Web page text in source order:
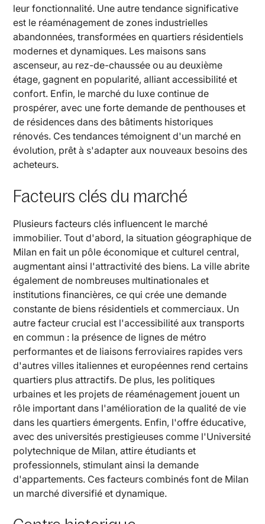
leur fonctionnalité. Une autre tendance significative
est le réaménagement de zones industrielles
abandonnées, transformées en quartiers résidentiels
modernes et dynamiques. Les maisons sans
ascenseur, au rez-de-chaussée ou au deuxième
étage, gagnent en popularité, alliant accessibilité et
confort. Enfin, le marché du luxe continue de
prospérer, avec une forte demande de penthouses et
de résidences dans des bâtiments historiques
rénovés. Ces tendances témoignent d'un marché en
évolution, prêt à s'adapter aux nouveaux besoins des
acheteurs.
Facteurs clés du marché
Plusieurs facteurs clés influencent le marché
immobilier. Tout d'abord, la situation géographique de
Milan en fait un pôle économique et culturel central,
augmentant ainsi l'attractivité des biens. La ville abrite
également de nombreuses multinationales et
institutions financières, ce qui crée une demande
constante de biens résidentiels et commerciaux. Un
autre facteur crucial est l'accessibilité aux transports
en commun : la présence de lignes de métro
performantes et de liaisons ferroviaires rapides vers
d'autres villes italiennes et européennes rend certains
quartiers plus attractifs. De plus, les politiques
urbaines et les projets de réaménagement jouent un
rôle important dans l'amélioration de la qualité de vie
dans les quartiers émergents. Enfin, l'offre éducative,
avec des universités prestigieuses comme l'Université
polytechnique de Milan, attire étudiants et
professionnels, stimulant ainsi la demande
d'appartements. Ces facteurs combinés font de Milan
un marché diversifié et dynamique.